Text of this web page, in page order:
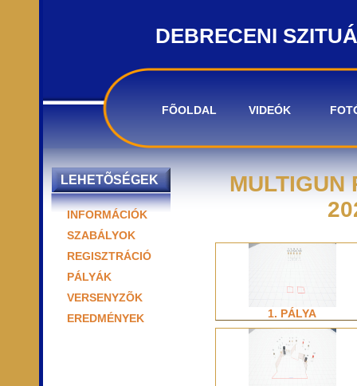
DEBRECENI
FÕOLDAL VIDEÓK
LEHETÕSÉGEK
INFORMÁCIÓK
SZABÁLYOK
REGISZTRÁCIÓ
PÁLYÁK
VERSENYZÕK
EREDMÉNYEK
MULTIGUN
1. PÁLYA